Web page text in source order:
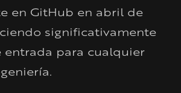
en GitHub en abril de
significativamente
entrada para cualquier